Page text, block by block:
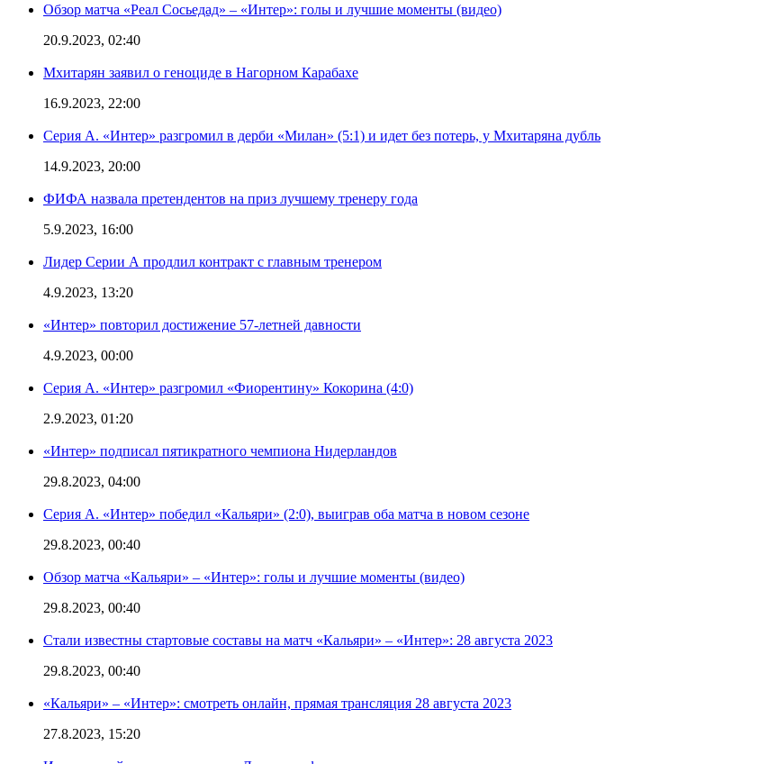
Обзор матча «Реал Сосьедад» – «Интер»: голы и лучшие моменты (видео)
20.9.2023, 02:40
Мхитарян заявил о геноциде в Нагорном Карабахе
16.9.2023, 22:00
Серия А. «Интер» разгромил в дерби «Милан» (5:1) и идет без потерь, у Мхитаряна дубль
14.9.2023, 20:00
ФИФА назвала претендентов на приз лучшему тренеру года
5.9.2023, 16:00
Лидер Серии А продлил контракт с главным тренером
4.9.2023, 13:20
«Интер» повторил достижение 57-летней давности
4.9.2023, 00:00
Серия А. «Интер» разгромил «Фиорентину» Кокорина (4:0)
2.9.2023, 01:20
«Интер» подписал пятикратного чемпиона Нидерландов
29.8.2023, 04:00
Серия А. «Интер» победил «Кальяри» (2:0), выиграв оба матча в новом сезоне
29.8.2023, 00:40
Обзор матча «Кальяри» – «Интер»: голы и лучшие моменты (видео)
29.8.2023, 00:40
Стали известны стартовые составы на матч «Кальяри» – «Интер»: 28 августа 2023
29.8.2023, 00:40
«Кальяри» – «Интер»: смотреть онлайн, прямая трансляция 28 августа 2023
27.8.2023, 15:20